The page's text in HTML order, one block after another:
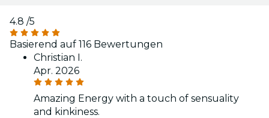
4.8 /5
Basierend auf 116 Bewertungen
Christian I.
Apr. 2026
Amazing Energy with a touch of sensuality
and kinkiness.